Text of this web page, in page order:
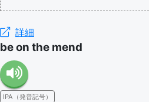
詳細
be on the mend
IPA（発音記号）